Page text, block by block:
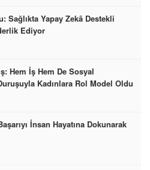
Sağlıkta Yapay Zekâ Destekli
Ediyor
Hem İş Hem De Sosyal
Kadınlara Rol Model Oldu
İnsan Hayatına Dokunarak